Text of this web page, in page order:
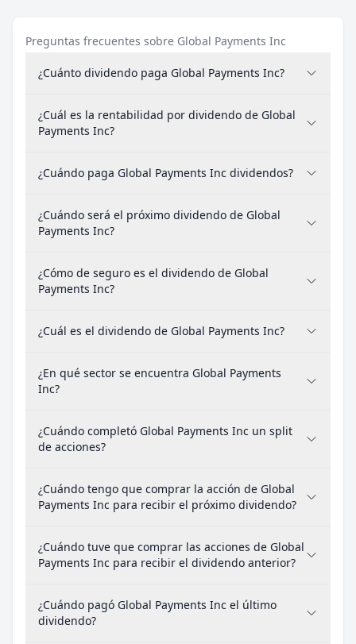
Preguntas frecuentes sobre Global Payments Inc
¿Cuánto dividendo paga Global Payments Inc?
¿Cuál es la rentabilidad por dividendo de Global
Payments Inc?
¿Cuándo paga Global Payments Inc dividendos?
¿Cuándo será el próximo dividendo de Global
Payments Inc?
¿Cómo de seguro es el dividendo de Global
Payments Inc?
¿Cuál es el dividendo de Global Payments Inc?
¿En qué sector se encuentra Global Payments
Inc?
¿Cuándo completó Global Payments Inc un split
de acciones?
¿Cuándo tengo que comprar la acción de Global
Payments Inc para recibir el próximo dividendo?
¿Cuándo tuve que comprar las acciones de Global
Payments Inc para recibir el dividendo anterior?
¿Cuándo pagó Global Payments Inc el último
dividendo?